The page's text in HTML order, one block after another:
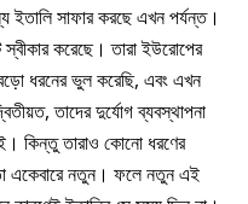
সাফার করছে এখন পর্যন্ত।
করেছে। তারা ইউরোপের
ধরনের ভুল করেছি, এবং এখন
তাদের দুর্যোগ ব্যবস্থাপনা
কিন্তু তারাও কোনো ধরণের
একেবারে নতুন। ফলে নতুন এই